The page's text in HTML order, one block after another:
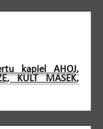
kapiel AHOJ,
KULT MASEK,